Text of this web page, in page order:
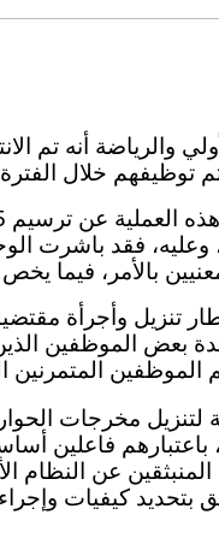
2017 إلى 2022، الذين لم يتم ترسيمهم
فقد باشرت
بالأمر، فيما
تنزيل وأجرأة
بعض الموظفين
الموظفين
مخرجات
باعتبارهم
بتحديد كيفيات